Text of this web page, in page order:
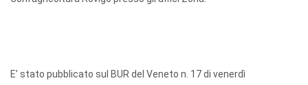
E’ stato pubblicato sul BUR del Veneto n. 17 di venerdì